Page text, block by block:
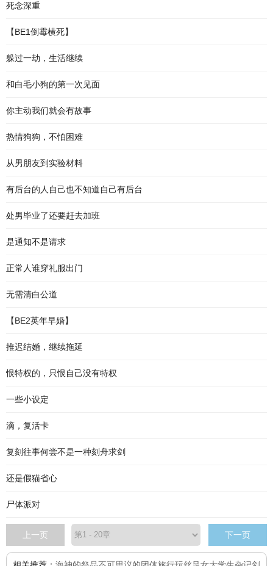
死念深重
【BE1倒霉横死】
躲过一劫，生活继续
和白毛小狗的第一次见面
你主动我们就会有故事
热情狗狗，不怕困难
从男朋友到实验材料
有后台的人自己也不知道自己有后台
处男毕业了还要赶去加班
是通知不是请求
正常人谁穿礼服出门
无需清白公道
【BE2英年早婚】
推迟结婚，继续拖延
恨特权的，只恨自己没有特权
一些小设定
滴，复活卡
复刻往事何尝不是一种刻舟求剑
还是假猫省心
尸体派对
上一页 下一页